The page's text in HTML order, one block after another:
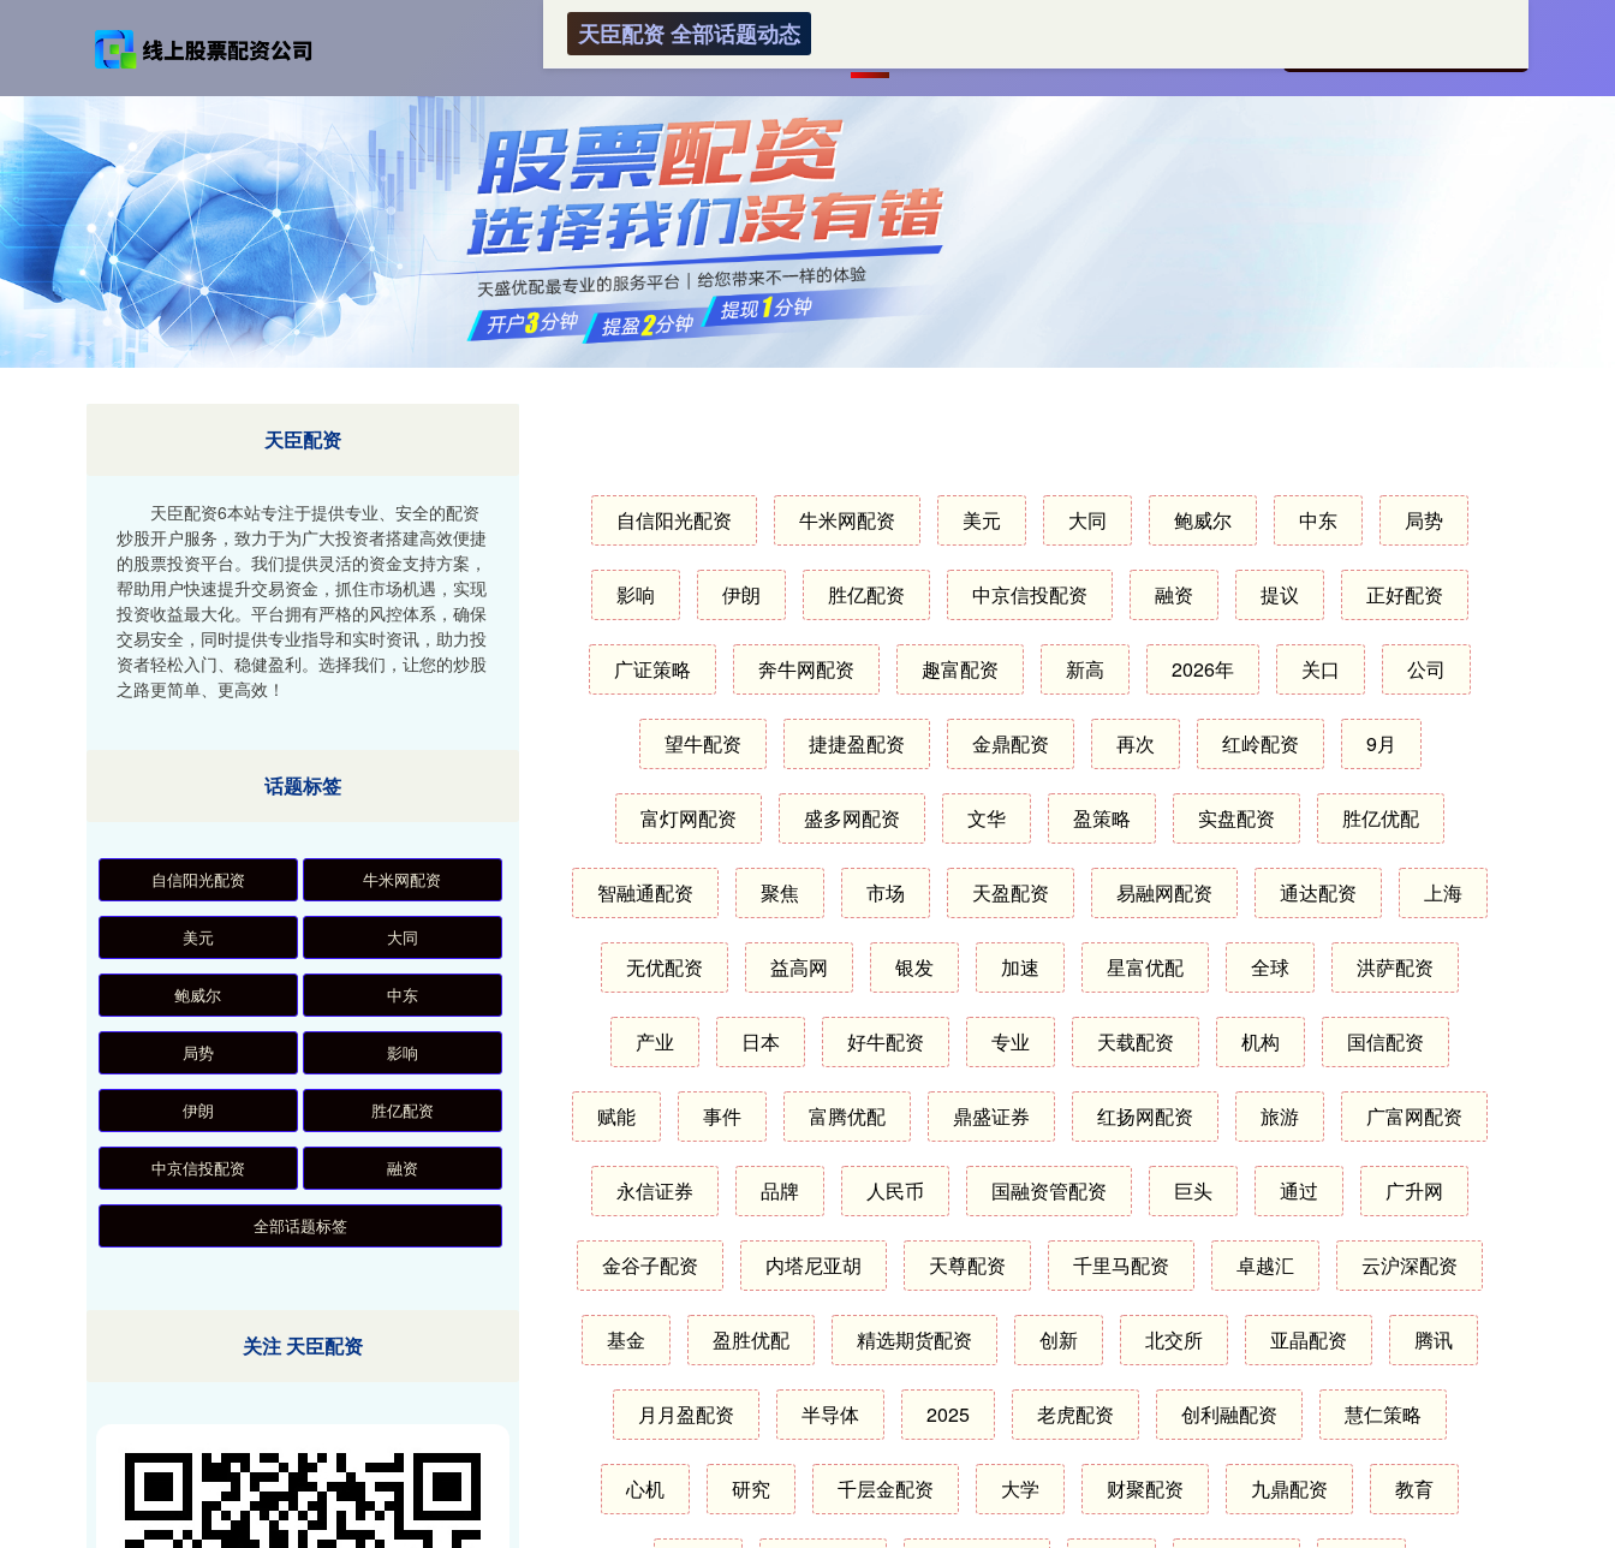
天臣配资 全部话题动态
自信阳光配资 牛米网配资 美元 大同 鲍威尔 中东 局势
影响 伊朗 胜亿配资 中京信投配资 融资 提议 正好配资
广证策略 奔牛网配资 趣富配资 新高 2026年 关口 公司
望牛配资 捷捷盈配资 金鼎配资 再次 红岭配资 9月
富灯网配资 盛多网配资 文华 盈策略 实盘配资 胜亿优配
智融通配资 聚焦 市场 天盈配资 易融网配资 通达配资 上海
无优配资 益高网 银发 加速 星富优配 全球 洪萨配资
产业 日本 好牛配资 专业 天载配资 机构 国信配资
赋能 事件 富腾优配 鼎盛证券 红扬网配资 旅游 广富网配资
永信证券 品牌 人民币 国融资管配资 巨头 通过 广升网
金谷子配资 内塔尼亚胡 天尊配资 千里马配资 卓越汇 云沪深配资
基金 盈胜优配 精选期货配资 创新 北交所 亚晶配资 腾讯
月月盈配资 半导体 2025 老虎配资 创利融配资 慧仁策略
心机 研究 千层金配资 大学 财聚配资 九鼎配资 教育
天臣配资
天臣配资6本站专注于提供专业、安全的配资
炒股开户服务，致力于为广大投资者搭建高效便捷
的股票投资平台。我们提供灵活的资金支持方案，
帮助用户快速提升交易资金，抓住市场机遇，实现
投资收益最大化。平台拥有严格的风控体系，确保
交易安全，同时提供专业指导和实时资讯，助力投
资者轻松入门、稳健盈利。选择我们，让您的炒股
之路更简单、更高效！
话题标签
自信阳光配资 牛米网配资
美元 大同
鲍威尔 中东
局势 影响
伊朗 胜亿配资
中京信投配资 融资
全部话题标签
关注 天臣配资